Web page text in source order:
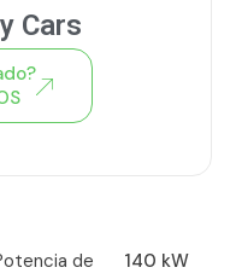
de
140 kW
Cars